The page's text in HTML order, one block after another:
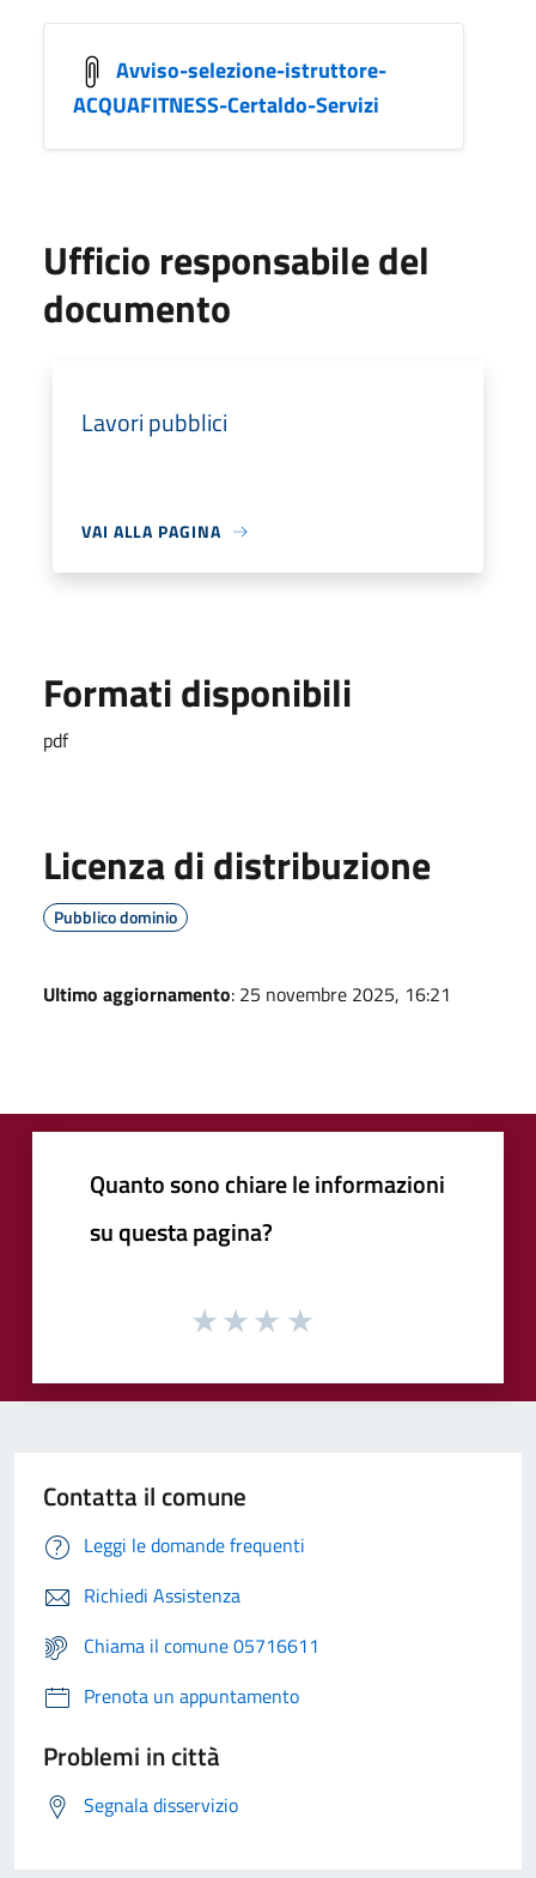
Avviso-selezione-istruttore-
ACQUAFITNESS-Certaldo-Servizi
Ufficio responsabile del
documento
Lavori pubblici
VAI ALLA PAGINA
Formati disponibili
pdf
Licenza di distribuzione
Pubblico dominio
Ultimo aggiornamento: 25 novembre 2025, 16:21
Quanto sono chiare le informazioni
su questa pagina?
Contatta il comune
Leggi le domande frequenti
Richiedi Assistenza
Chiama il comune 05716611
Prenota un appuntamento
Problemi in città
Segnala disservizio